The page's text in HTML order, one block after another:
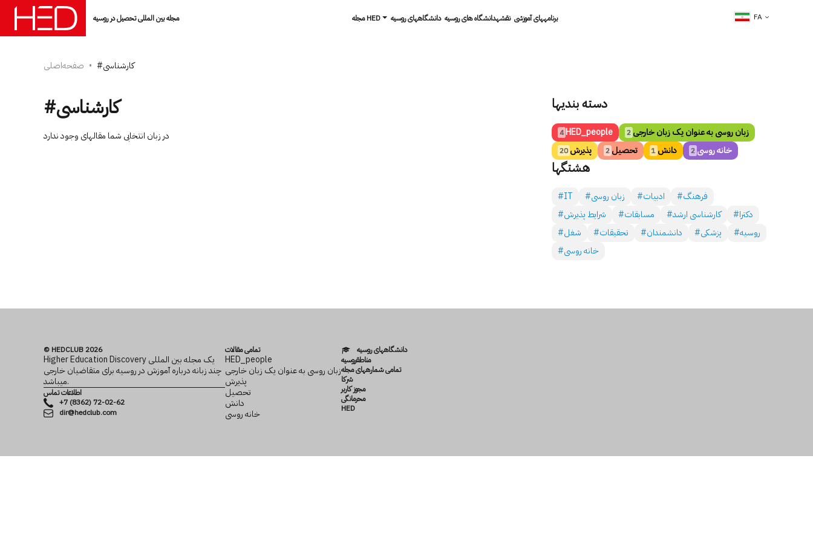
مجله بین المللی تحصیل در روسیه مجله HED دانشگاه­های روسیه نقشهدانشگاه های روسیه برنامه­های آموزشی FA
صفحه‌اصلی #کارشناسی
#کارشناسی
در زبان انتخابی شما مقاله­ای وجود ندارد
دسته بندی­ها
HED_people
4 زبان روسی به عنوان یک زبان خارجی 2
پذیرش 20 تحصیل 2 دانش 1 خانه روسی 2
هشتگ­ها
#IT #زبان روسی #ادبیات
#فرهنگ
#شرایط پذیرش
#مسابقات #کارشناسی ارشد
#دکترا
#شغل
#تحقیقات #دانشمندان #پزشکی
#روسیه
#خانه روسی
© HEDCLUB 2026
Higher Education Discovery یک مجله بین المللی
چند زبانه درباره آموزش در روسیه برای متقاضیان خارجی
می­باشد.
اطلاعات تماس
+7 (8362) 72-02-62
dir@hedclub.com
تمامی مقالات
HED_people
زبان روسی به عنوان یک زبان خارجی
پذیرش
تحصیل
دانش
خانه روسی
دانشگاه­های روسیه
مناطقروسیه
تمامی شماره­های مجله
شرکا
مجوز کاربر
محرمانگی
HED